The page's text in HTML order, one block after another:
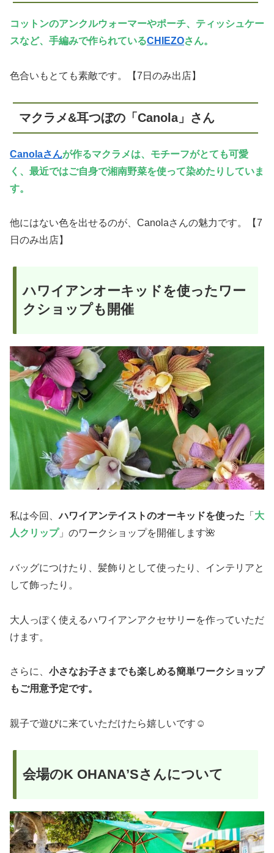
コットンのアンクルウォーマーやポーチ、ティッシュケー
スなど、手編みで作られているCHIEZOさん。
色合いもとても素敵です。【7日のみ出店】
マクラメ&耳つぼの「Canola」さん
Canolaさんが作るマクラメは、モチーフがとても可愛
く、最近ではご自身で湘南野菜を使って染めたりしていま
す。
他にはない色を出せるのが、Canolaさんの魅力です。【7
日のみ出店】
ハワイアンオーキッドを使ったワー
クショップも開催
私は今回、ハワイアンテイストのオーキッドを使った 「 大
人クリップ」のワークショップを開催します🌺
バッグにつけたり、髪飾りとして使ったり、インテリアと
して飾ったり。
大人っぽく使えるハワイアンアクセサリーを作っていただ
けます。
さらに、 小さなお子さまでも楽しめる簡単ワークショップ
もご用意予定です。
親子で遊びに来ていただけたら嬉しいです☺️
会場のK OHANA’Sさんについて